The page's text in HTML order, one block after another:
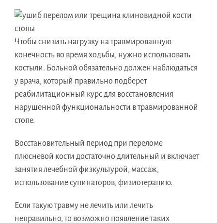
Чтобы снизить нагрузку на травмированную
конечность во время ходьбы, нужно использовать
костыли. Больной обязательно должен наблюдаться
у врача, который правильно подберет
реабилитационный курс для восстановления
нарушенной функциональности в травмированной
стопе.
Восстановительный период при переломе
плюсневой кости достаточно длительный и включает
занятия лечебной физкультурой, массаж,
использование супинаторов, физиотерапию.
Если такую травму не лечить или лечить
неправильно, то возможно появление таких